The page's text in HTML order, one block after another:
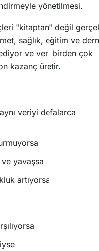
yönetilmesi.
"kitaptan" değil
sağlık, eğitim ve
ve veri birden çok
kazanç üretir.
veriyi defalarca
yavaşsa
artıyorsa